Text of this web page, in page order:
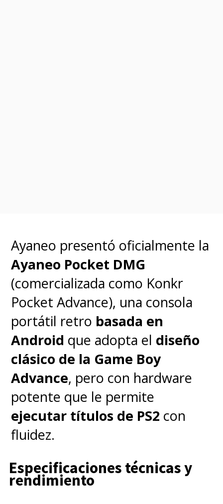
Ayaneo presentó oficialmente la
Ayaneo Pocket DMG
(comercializada como Konkr
Pocket Advance), una consola
portátil retro basada en
Android que adopta el diseño
clásico de la Game Boy
Advance, pero con hardware
potente que le permite
ejecutar títulos de PS2 con
fluidez.
Especificaciones técnicas y
rendimiento